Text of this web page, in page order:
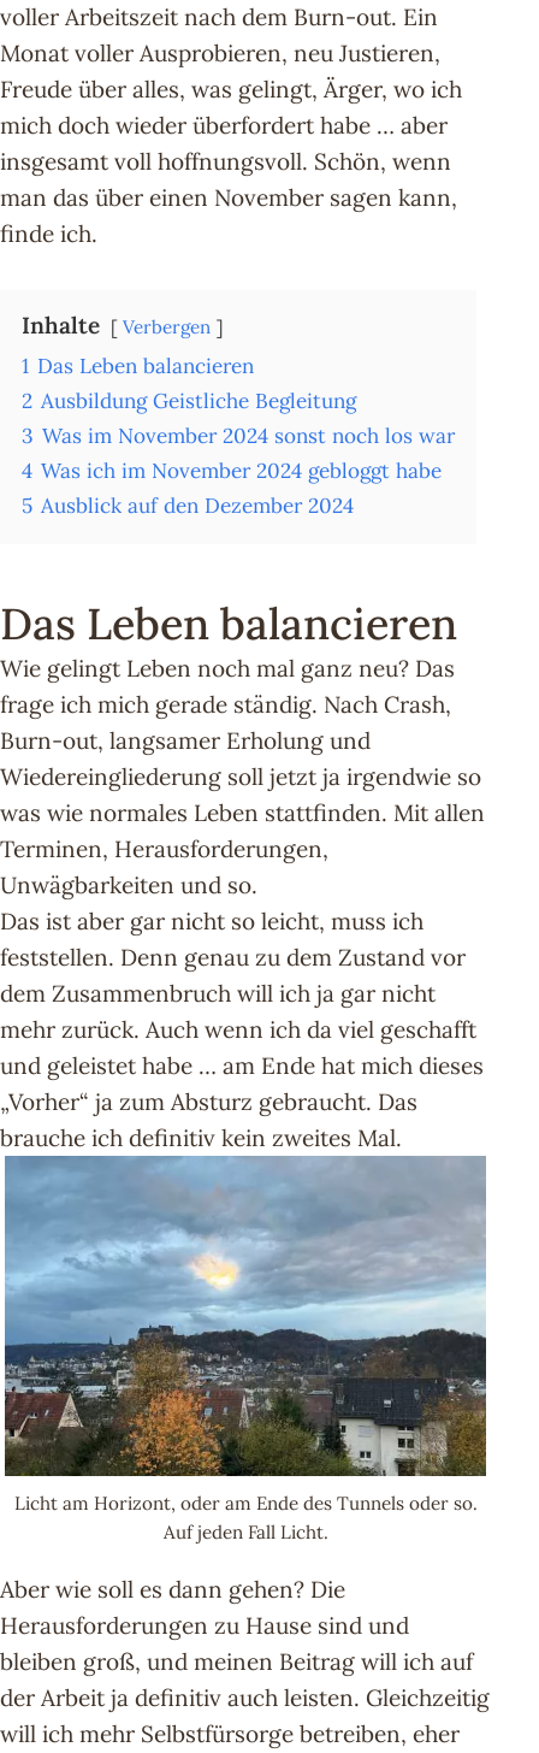
voller Arbeitszeit nach dem Burn-out. Ein
Monat voller Ausprobieren, neu Justieren,
Freude über alles, was gelingt, Ärger, wo ich
mich doch wieder überfordert habe … aber
insgesamt voll hoffnungsvoll. Schön, wenn
man das über einen November sagen kann,
finde ich.
Inhalte Verbergen
1 Das Leben balancieren
2 Ausbildung Geistliche Begleitung
3 Was im November 2024 sonst noch los war
4 Was ich im November 2024 gebloggt habe
5 Ausblick auf den Dezember 2024
Das Leben balancieren
Wie gelingt Leben noch mal ganz neu? Das
frage ich mich gerade ständig. Nach Crash,
Burn-out, langsamer Erholung und
Wiedereingliederung soll jetzt ja irgendwie so
was wie normales Leben stattfinden. Mit allen
Terminen, Herausforderungen,
Unwägbarkeiten und so.
Das ist aber gar nicht so leicht, muss ich
feststellen. Denn genau zu dem Zustand vor
dem Zusammenbruch will ich ja gar nicht
mehr zurück. Auch wenn ich da viel geschafft
und geleistet habe … am Ende hat mich dieses
„Vorher“ ja zum Absturz gebraucht. Das
brauche ich definitiv kein zweites Mal.
Licht am Horizont, oder am Ende des Tunnels oder so.
Auf jeden Fall Licht.
Aber wie soll es dann gehen? Die
Herausforderungen zu Hause sind und
bleiben groß, und meinen Beitrag will ich auf
der Arbeit ja definitiv auch leisten. Gleichzeitig
will ich mehr Selbstfürsorge betreiben, eher